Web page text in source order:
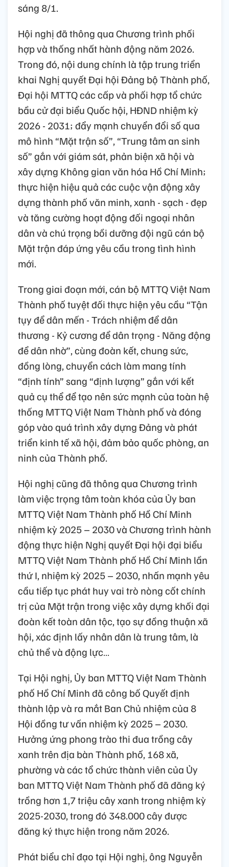
sáng 8/1.
Hội nghị đã thông qua Chương trình phối
hợp và thống nhất hành động năm 2026.
Trong đó, nội dung chính là tập trung triển
khai Nghị quyết Đại hội Đảng bộ Thành phố,
Đại hội MTTQ các cấp và phối hợp tổ chức
bầu cử đại biểu Quốc hội, HĐND nhiệm kỳ
2026 - 2031; đẩy mạnh chuyển đổi số qua
mô hình “Mặt trận số”, “Trung tâm an sinh
số” gắn với giám sát, phản biện xã hội và
xây dựng Không gian văn hóa Hồ Chí Minh;
thực hiện hiệu quả các cuộc vận động xây
dựng thành phố văn minh, xanh - sạch - đẹp
và tăng cường hoạt động đối ngoại nhân
dân và chú trọng bồi dưỡng đội ngũ cán bộ
Mặt trận đáp ứng yêu cầu trong tình hình
mới.
Trong giai đoạn mới, cán bộ MTTQ Việt Nam
Thành phố tuyệt đối thực hiện yêu cầu “Tận
tụy để dân mến - Trách nhiệm để dân
thương - Kỷ cương để dân trọng - Năng động
để dân nhờ”, cùng đoàn kết, chung sức,
đồng lòng, chuyển cách làm mang tính
“định tính” sang “định lượng” gắn với kết
quả cụ thể để tạo nên sức mạnh của toàn hệ
thống MTTQ Việt Nam Thành phố và đóng
góp vào quá trình xây dựng Đảng và phát
triển kinh tế xã hội, đảm bảo quốc phòng, an
ninh của Thành phố.
Hội nghị cũng đã thông qua Chương trình
làm việc trọng tâm toàn khóa của Ủy ban
MTTQ Việt Nam Thành phố Hồ Chí Minh
nhiệm kỳ 2025 – 2030 và Chương trình hành
động thực hiện Nghị quyết Đại hội đại biểu
MTTQ Việt Nam Thành phố Hồ Chí Minh lần
thứ I, nhiệm kỳ 2025 – 2030, nhấn mạnh yêu
cầu tiếp tục phát huy vai trò nòng cốt chính
trị của Mặt trận trong việc xây dựng khối đại
đoàn kết toàn dân tộc, tạo sự đồng thuận xã
hội, xác định lấy nhân dân là trung tâm, là
chủ thể và động lực…
Tại Hội nghị, Ủy ban MTTQ Việt Nam Thành
phố Hồ Chí Minh đã công bố Quyết định
thành lập và ra mắt Ban Chủ nhiệm của 8
Hội đồng tư vấn nhiệm kỳ 2025 – 2030.
Hưởng ứng phong trào thi đua trồng cây
xanh trên địa bàn Thành phố, 168 xã,
phường và các tổ chức thành viên của Ủy
ban MTTQ Việt Nam Thành phố đã đăng ký
trồng hơn 1,7 triệu cây xanh trong nhiệm kỳ
2025-2030, trong đó 348.000 cây được
đăng ký thực hiện trong năm 2026.
Phát biểu chỉ đạo tại Hội nghị, ông Nguyễn